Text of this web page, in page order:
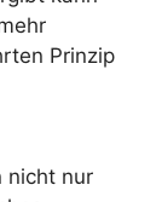
Prinzip
nicht nur